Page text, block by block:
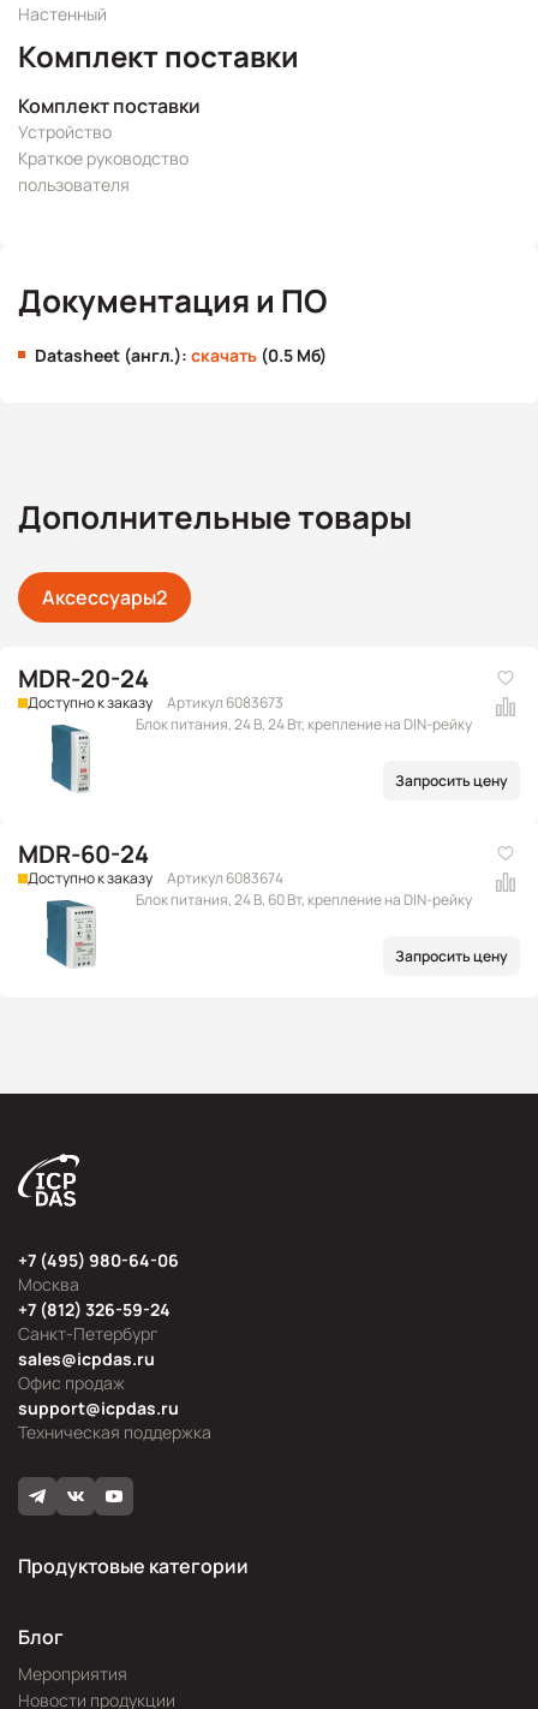
Настенный
Комплект поставки
Комплект поставки
Устройство
Краткое руководство
пользователя
Документация и ПО
Datasheet (англ.): скачать (0.5 Мб)
Дополнительные товары
Аксессуары2
MDR-20-24
Доступно к заказу
Артикул 6083673
Блок питания, 24 В, 24 Вт, крепление на DIN-рейку
Запросить цену
MDR-60-24
Доступно к заказу
Артикул 6083674
Блок питания, 24 В, 60 Вт, крепление на DIN-рейку
Запросить цену
Москва
+7 (495) 980-64-06
Офис продаж
sales@icpdas.ru
Санкт-Петербург
+7 (812) 326-59-24
Техническая поддержка
support@icpdas.ru
Продуктовые категории
Блог
Мероприятия
Новости продукции